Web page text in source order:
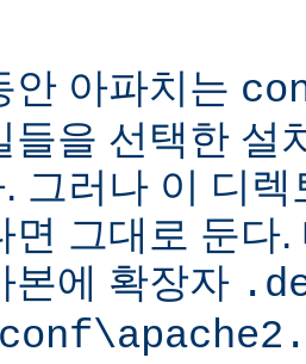
안 아파치는
들을 선택한 설
그러나 이 디
면 그대로 둔다
본에 확장자